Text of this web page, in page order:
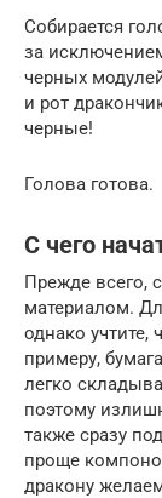
Собирается
за
черных
и рот
черные!
Голова готова.
С чего
Прежде всего,
материалом.
однако учтите,
примеру,
легко
поэтому
также сразу
проще
дракону